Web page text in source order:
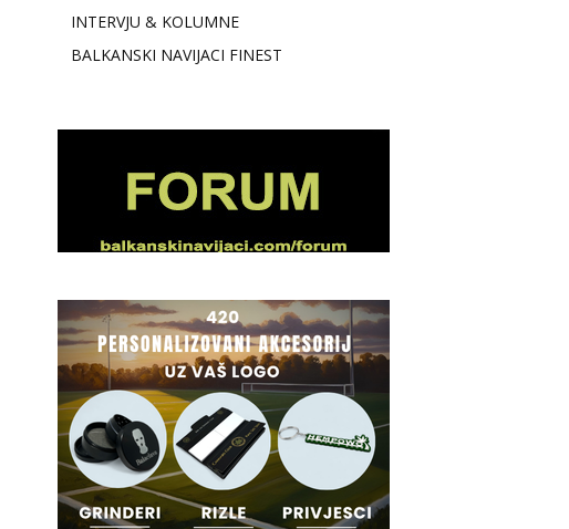
INTERVJU & KOLUMNE
BALKANSKI NAVIJACI FINEST